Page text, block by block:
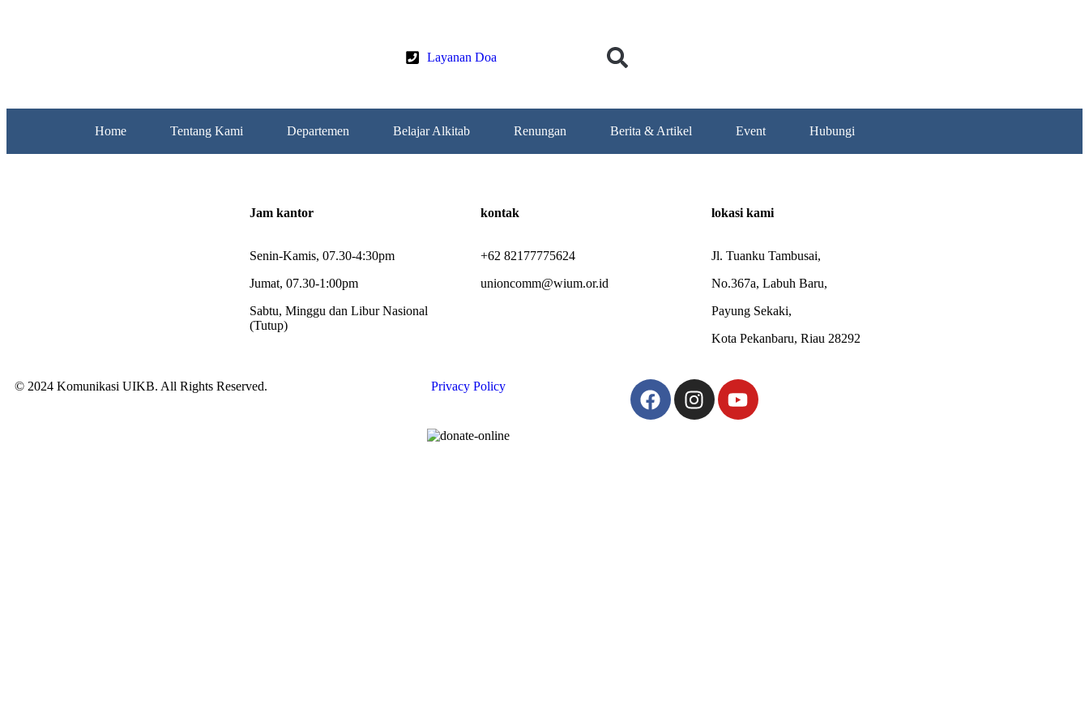
Layanan Doa
Home Tentang Kami Departemen Belajar Alkitab Renungan Berita & Artikel Event Hubungi
Jam kantor
Senin-Kamis, 07.30-4:30pm
Jumat, 07.30-1:00pm
Sabtu, Minggu dan Libur Nasional
(Tutup)
kontak
+62 82177775624
unioncomm@wium.or.id
lokasi kami
Jl. Tuanku Tambusai,
No.367a, Labuh Baru,
Payung Sekaki,
Kota Pekanbaru, Riau 28292
© 2024 Komunikasi UIKB. All Rights Reserved. Privacy Policy